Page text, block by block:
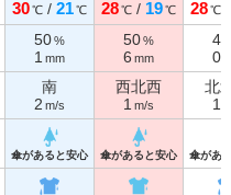
30℃/ 21℃ 28℃/ 19℃ 28℃
50%
1 mm
50%
6 mm
40
0
南
2 m/s
西北西
1 m/s
北
1
傘があると安心 傘があると安心 傘があ